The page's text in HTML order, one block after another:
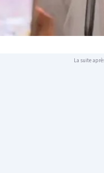
La suite